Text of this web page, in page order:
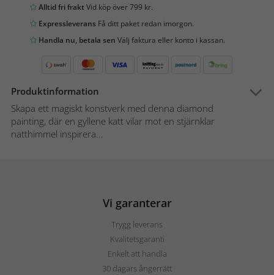
Alltid fri fraktVid köp över 799 kr.
Expressleverans Få ditt paket redan imorgon.
Handla nu, betala sen Välj faktura eller konto i kassan.
Produktinformation
Skapa ett magiskt konstverk med denna diamond
painting, där en gyllene katt vilar mot en stjärnklar
natthimmel inspirera...
Vi garanterar
Trygg leverans
Kvalitetsgaranti
Enkelt att handla
30 dagars ångerrätt